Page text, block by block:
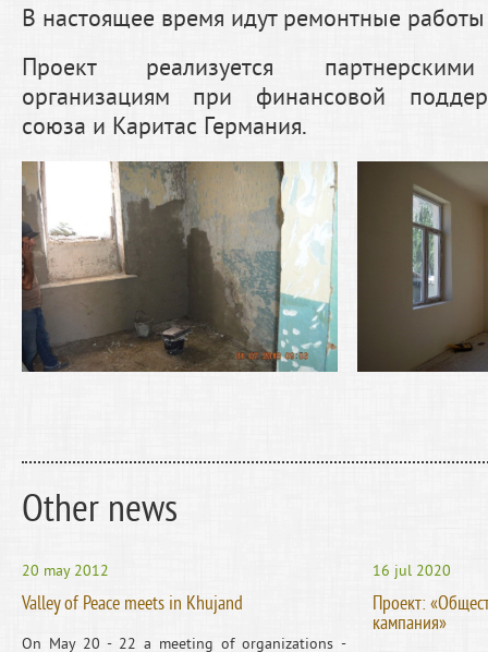
В настоящее время идут ремонтные работы
Проект реализуется
организациям при финансовой
союза и Каритас Германия.
Other news
20 may 2012
Valley of Peace meets in Khujand
On May 20 - 22 a meeting of organizations -
16 jul 2020
Проект:
кампания»